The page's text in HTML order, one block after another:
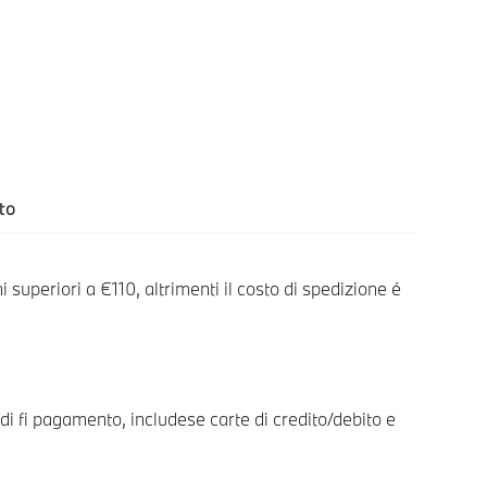
superiori a €110, altrimenti il costo di spedizione é
fi pagamento, includese carte di credito/debito e